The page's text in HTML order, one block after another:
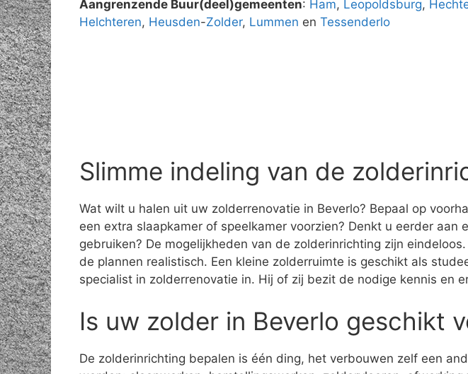
Aangrenzende Buur(deel)gemeenten: Ham, Leopoldsburg,
Helchteren, Heusden-Zolder, Lummen en Tessenderlo
Slimme indeling van de
Wat wilt u halen uit uw zolderrenovatie in Beverlo? Bepaal op
een extra slaapkamer of speelkamer voorzien? Denkt u eerder
gebruiken? De mogelijkheden van de zolderinrichting zijn
de plannen realistisch. Een kleine zolderruimte is geschikt als
specialist in zolderrenovatie in. Hij of zij bezit de nodige kennis en
Is uw zolder in Beverlo geschikt
De zolderinrichting bepalen is één ding, het verbouwen zelf een